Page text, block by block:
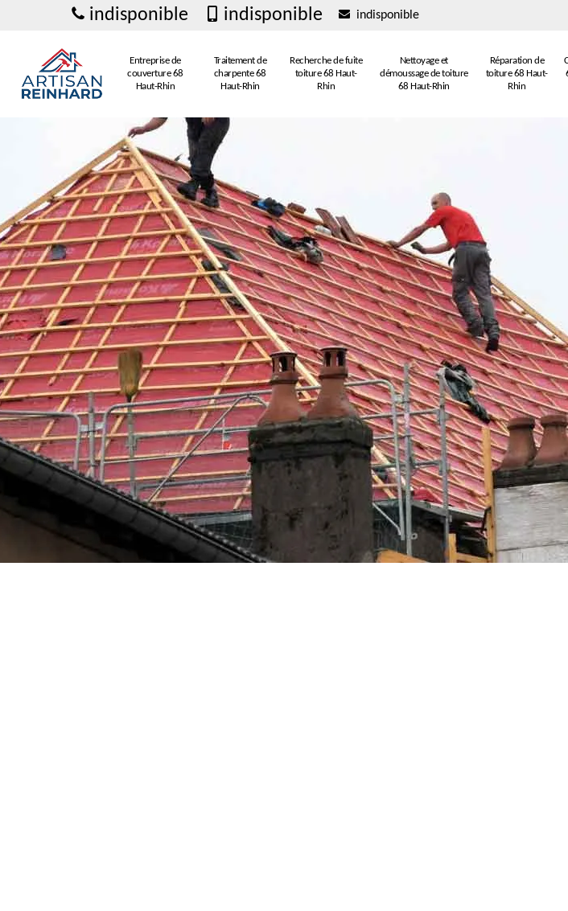
indisponible indisponible indisponible
Entreprise de
couverture 68
Haut-Rhin
Traitement de
charpente 68
Haut-Rhin
Recherche de fuite
toiture 68 Haut-
Rhin
Nettoyage et
démoussage de toiture
68 Haut-Rhin
Réparation de
toiture 68 Haut-
Rhin